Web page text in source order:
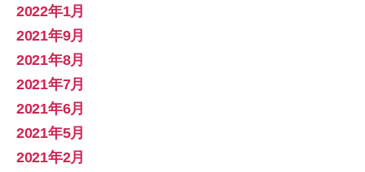
2022年1月
2021年9月
2021年8月
2021年7月
2021年6月
2021年5月
2021年2月